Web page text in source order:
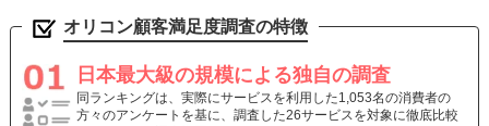
オリコン顧客満足度調査の特徴
日本最大級の規模による独自の調査
同ランキングは、実際にサービスを利用した1,053名の消費者の
方々のアンケートを基に、調査した26サービスを対象に徹底比較